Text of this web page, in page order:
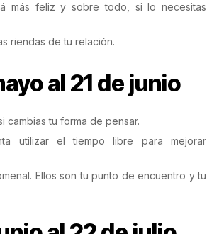
más feliz y sobre todo, si lo necesitas
riendas de tu relación.
al 21 de junio
cambias tu forma de pensar.
utilizar el tiempo libre para mejorar
Ellos son tu punto de encuentro y tu